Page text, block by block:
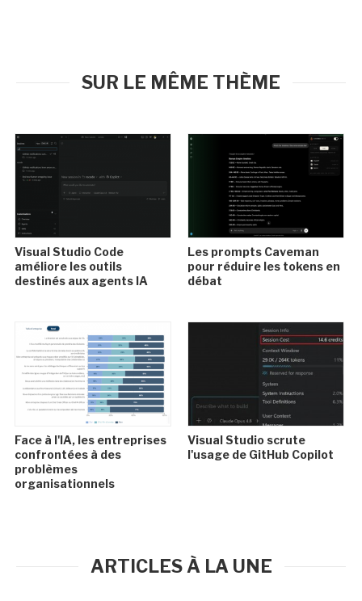
SUR LE MÊME THÈME
Visual Studio Code
améliore les outils
destinés aux agents IA
Les prompts Caveman
pour réduire les tokens en
débat
Face à l'IA, les entreprises
confrontées à des
problèmes
organisationnels
Visual Studio scrute
l'usage de GitHub Copilot
ARTICLES À LA UNE